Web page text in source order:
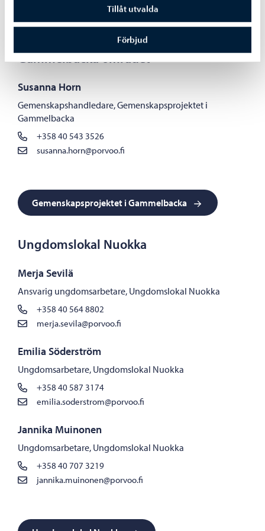
Tillåt utvalda
Förbjud
Gammelbacka området
Susanna Horn
Gemenskapshandledare, Gemenskapsprojektet i
Gammelbacka
+358 40 543 3526
susanna.horn@porvoo.fi
Gemenskapsprojektet i Gammelbacka
Ungdomslokal Nuokka
Merja Sevilä
Ansvarig ungdomsarbetare, Ungdomslokal Nuokka
+358 40 564 8802
merja.sevila@porvoo.fi
Emilia Söderström
Ungdomsarbetare, Ungdomslokal Nuokka
+358 40 587 3174
emilia.soderstrom@porvoo.fi
Jannika Muinonen
Ungdomsarbetare, Ungdomslokal Nuokka
+358 40 707 3219
jannika.muinonen@porvoo.fi